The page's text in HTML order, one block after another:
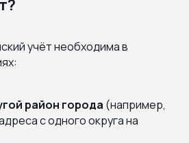
учёт необходима в
район города (например,
с одного округа на